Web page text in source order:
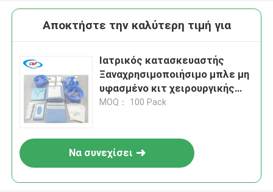
Αποκτήστε την καλύτερη τιμή για
Ιατρικός κατασκευαστής
Ξαναχρησιμοποιήσιμο μπλε μη
υφασμένο κιτ χειρουργικής
αγγειογραφίας
MOQ： 100 Pack
Να συνεχίσει